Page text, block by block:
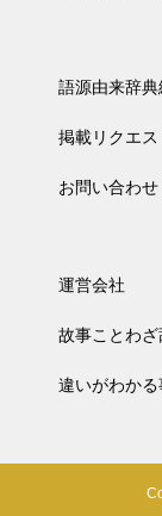
語源由来辞典
掲載リクエス
お問い合わせ
運営会社
故事ことわざ
違いがわかる